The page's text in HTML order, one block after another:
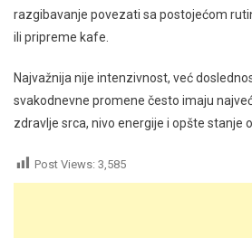
razgibavanje povezati sa postojećom
ili pripreme kafe.
Najvažnija nije intenzivnost, već
svakodnevne promene često imaju
zdravlje srca, nivo energije i opšte stanje
Post Views: 3,585